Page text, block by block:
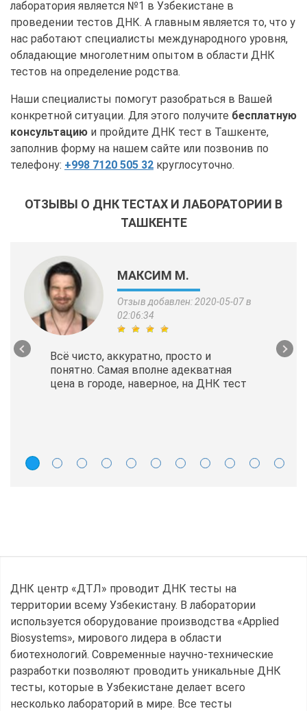
лаборатория является №1 в Узбекистане в
проведении тестов ДНК. А главным является то, что у
нас работают специалисты международного уровня,
обладающие многолетним опытом в области ДНК
тестов на определение родства.
Наши специалисты помогут разобраться в Вашей
конкретной ситуации. Для этого получите бесплатную
консультацию и пройдите ДНК тест в Ташкенте,
заполнив форму на нашем сайте или позвонив по
телефону: +998 7120 505 32 круглосуточно.
ОТЗЫВЫ О ДНК ТЕСТАХ И ЛАБОРАТОРИИ В
ТАШКЕНТЕ
МАКСИМ М.
Отзыв добавлен: 2020-05-07 в
02:06:34
Всё чисто, аккуратно, просто и
понятно. Самая вполне адекватная
цена в городе, наверное, на ДНК тест
ДНК центр «ДТЛ» проводит ДНК тесты на
территории всему Узбекистану. В лаборатории
используется оборудование производства «Applied
Biosystems», мирового лидера в области
биотехнологий. Современные научно-технические
разработки позволяют проводить уникальные ДНК
тесты, которые в Узбекистане делает всего
несколько лабораторий в мире. Все тесты